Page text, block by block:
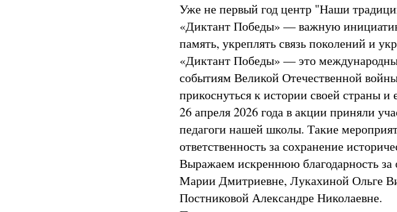
Уже не первый год центр "Наши
«Диктант Победы» — важную
память, укреплять связь поколений и
«Диктант Победы» — это
событиям Великой Отечественной
прикоснуться к истории своей страны и
26 апреля 2026 года в акции приняли
педагоги нашей школы. Такие
ответственность за сохранение
Выражаем искреннюю благодарность
Марии Дмитриевне, Лукахиной Ольге
Постниковой Александре Николаевне.